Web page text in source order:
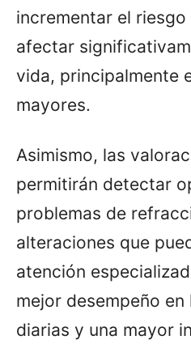
incrementar el
afectar
vida, principalmente
mayores.
Asimismo, las
permitirán detectar
problemas de
alteraciones que
atención
mejor desempeño
diarias y una mayor